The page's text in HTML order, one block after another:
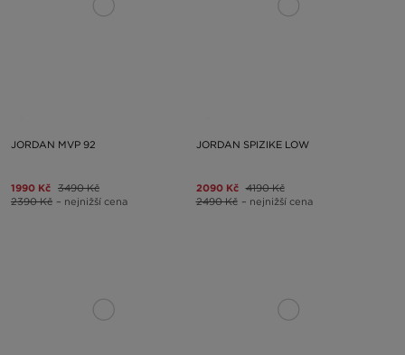
JORDAN MVP 92
1990 Kč 3490 Kč
2390 Kč – nejnižší cena
JORDAN SPIZIKE LOW
2090 Kč 4190 Kč
2490 Kč – nejnižší cena